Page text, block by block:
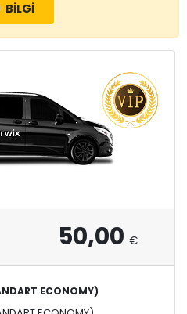
BİLGİ
50,00 €
ECONOMY)